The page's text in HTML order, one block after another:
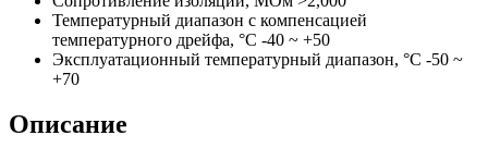
Температурный диапазон с компенсацией
температурного дрейфа, °C -40 ~ +50
Эксплуатационный температурный диапазон, °C -50 ~
+70
Описание